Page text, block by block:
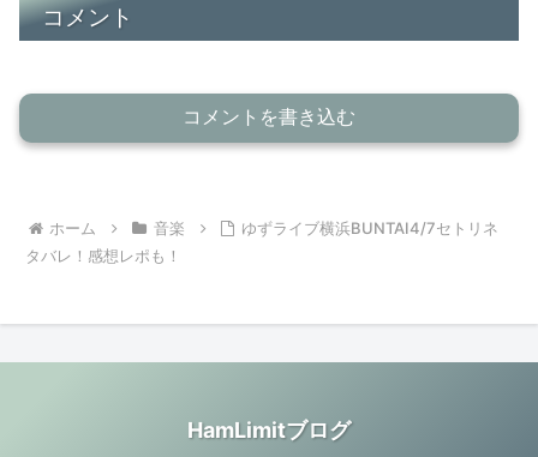
コメント
コメントを書き込む
ホーム 音楽
ゆずライブ横浜BUNTAI4/7セトリネ
タバレ！感想レポも！
HamLimitブログ